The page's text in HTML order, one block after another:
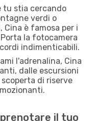
tu stia cercando
verdi o
Cina è famosa per i
la fotocamera
indimenticabili.
l'adrenalina, Cina
dalle escursioni
di riserve
il tuo